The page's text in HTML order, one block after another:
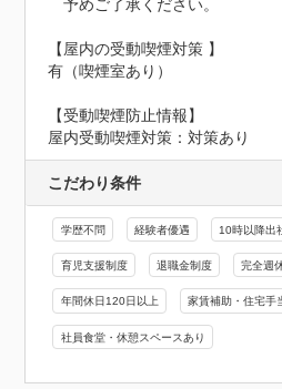
予めご了承ください。
【屋内の受動喫煙対策 】
有（喫煙室あり）
【受動喫煙防止情報】
屋内受動喫煙対策：対策あり
こだわり条件
学歴不問 経験者優遇 10時以降出
育児支援制度 退職金制度 完全週
年間休日120日以上 家賃補助・住宅手
社員食堂・休憩スペースあり